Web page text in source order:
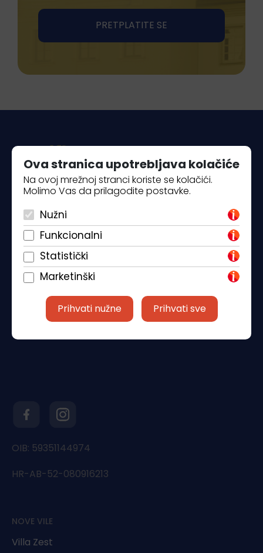
Ova stranica upotrebljava kolačiće
Na ovoj mrežnoj stranci koriste se kolačići.
Molimo Vas da prilagodite postavke.
Nužni
Funkcionalni
Statistički
Marketinški
Prihvati nužne Prihvati sve
Piantade 41, 52440 Poreč
+385 98 184 4015
info@klickandbook.com
OIB: 59351144974
HR-AB-52-080916213
NOVE VILE
Villa Zest